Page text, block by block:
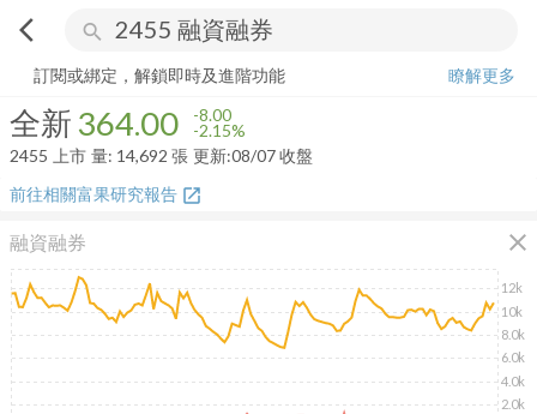
arrow_back_ios search
全新 364.00 -2.15%
訂閱或綁定，解鎖即時及進階功能
瞭解更多
全新 364.00 -8.00
-2.15%
2455
上市 量: 14,692 張 更新:08/07 收盤
前往相關富果研究報告 open_in_new
融資融券 close
2.0k
4.0k
6.0k
8.0k
10k
12k